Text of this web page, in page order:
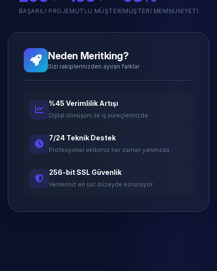
BAŞARILI PROJE MUTLU MÜŞTERI MÜŞTERI MEMNUNIYETI
Neden Meritking?
Sizi rakiplerinizden ayıran farklar
%45 Verimlilik Artışı
Dijital dönüşüm ile iş süreçlerinizde
7/24 Teknik Destek
Profesyonel ekibimiz her zaman yanınızda
256-bit SSL Güvenlik
Verileriniz en üst düzeyde korunuyor